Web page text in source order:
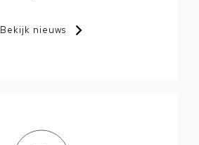
Bekijk nieuws